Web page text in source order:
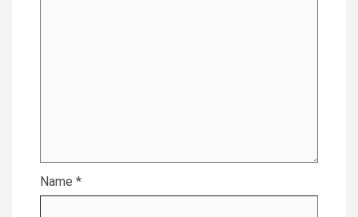
Name *